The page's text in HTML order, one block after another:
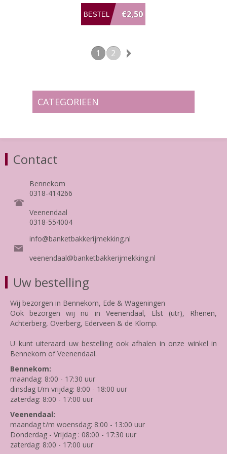
€2,50
1 2
CATEGORIEEN
Contact
Bennekom
0318-414266
Veenendaal
0318-554004
info@banketbakkerijmekking.nl
veenendaal@banketbakkerijmekking.nl
Uw bestelling
Wij bezorgen in Bennekom, Ede & Wageningen
Ook bezorgen wij nu in Veenendaal, Elst (utr), Rhenen,
Achterberg, Overberg, Ederveen & de Klomp.
U kunt uiteraard uw bestelling ook afhalen in onze winkel in
Bennekom of Veenendaal.
Bennekom:
maandag: 8:00 - 17:30 uur
dinsdag t/m vrijdag: 8:00 - 18:00 uur
zaterdag: 8:00 - 17:00 uur
Veenendaal:
maandag t/m woensdag: 8:00 - 13:00 uur
Donderdag - Vrijdag : 08:00 - 17:30 uur
zaterdag: 8:00 - 17:00 uur